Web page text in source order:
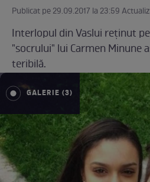
Publicat pe 29.09.2017 la 23:59
Interlopul din Vaslui reţinut
"socrului" lui Carmen Minune
teribilă.
GALERIE (3)